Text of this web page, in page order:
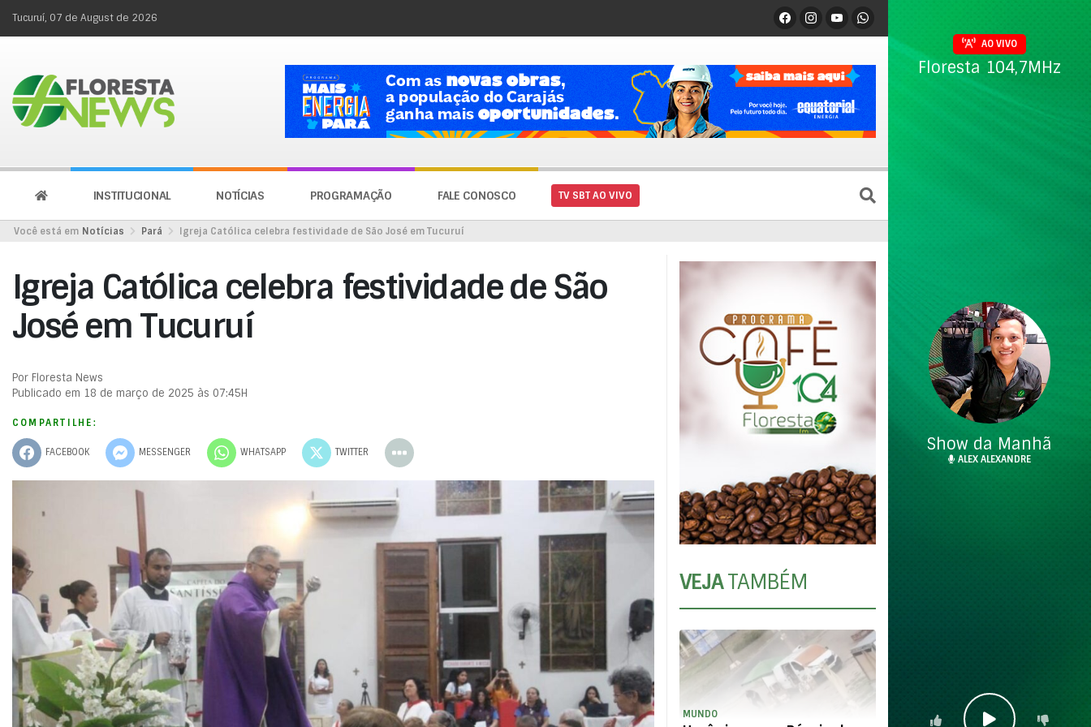
Tucuruí, 07 de August de 2026
INSTITUCIONAL NOTÍCIAS PROGRAMAÇÃO FALE CONOSCO TV SBT AO VIVO
Você está em Notícias Pará Igreja Católica celebra festividade de São José em Tucuruí
Igreja Católica celebra festividade de São
José em Tucuruí
Por Floresta News
Publicado em 18 de março de 2025 às 07:45H
COMPARTILHE:
FACEBOOK MESSENGER WHATSAPP TWITTER
VEJATAMBÉM
MUNDO
AO VIVO
Floresta 104,7MHz
Show da Manhã
ALEX ALEXANDRE